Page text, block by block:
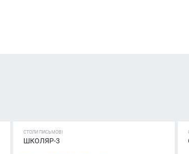
СТОЛИ ПИСЬМОВІ
ШКОЛЯР-3